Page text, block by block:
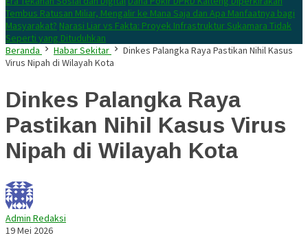
Tembus Ratusan Miliar, Mengalir ke Mana Saja dan Apa Manfaatnya bagi
Masyarakat? Narasi Liar vs Fakta: Proyek Infrastruktur Sukamara Tidak
Seperti yang Dituduhkan
Beranda
Habar Sekitar
Dinkes Palangka Raya Pastikan Nihil Kasus
Virus Nipah di Wilayah Kota
Dinkes Palangka Raya
Pastikan Nihil Kasus Virus
Nipah di Wilayah Kota
Admin Redaksi
19 Mei 2026